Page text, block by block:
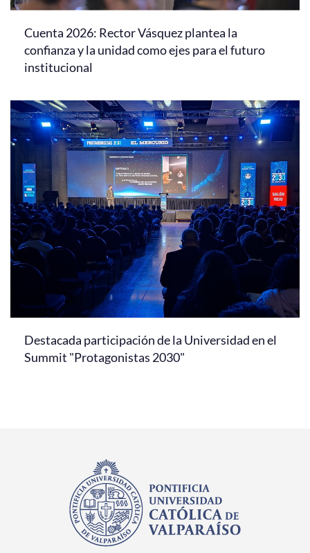
Cuenta 2026: Rector Vásquez plantea la
confianza y la unidad como ejes para el futuro
institucional
Destacada participación de la Universidad en el
Summit "Protagonistas 2030"